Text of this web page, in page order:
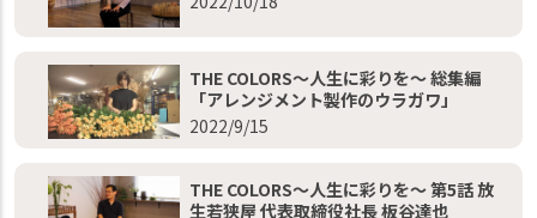
THE COLORS～人生に彩りを～ 総集編
「アレンジメント製作のウラガワ」
2022/9/15
THE COLORS～人生に彩りを～ 第5話 放
生若狭屋 代表取締役社長 板谷達也